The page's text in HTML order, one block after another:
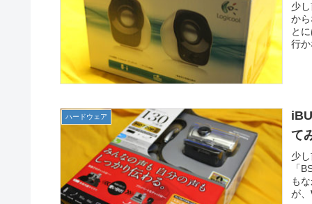
少
か
と
行
ハードウェア
て
少
「
も
が